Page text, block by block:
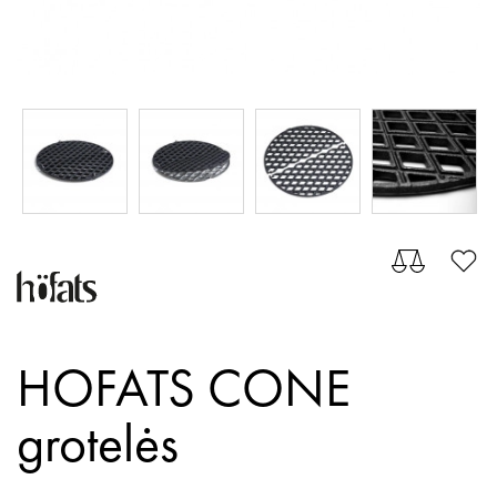
HOFATS CONE
grotelės